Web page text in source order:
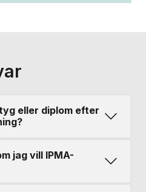
eller diplom efter
jag vill IPMA-